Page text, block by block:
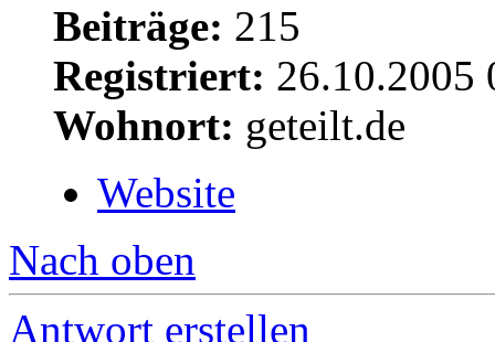
Beiträge: 215
Registriert: 26.10.2005
Wohnort: geteilt.de
Website
Nach oben
Antwort erstellen